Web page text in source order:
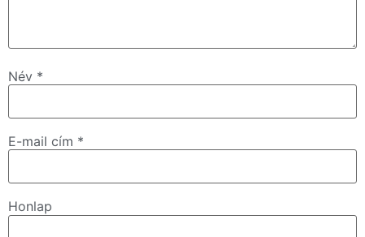
Név *
E-mail cím *
Honlap